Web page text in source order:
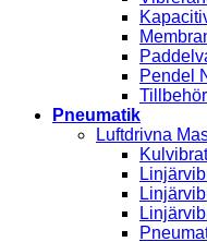
Pendel
Pneumatik
Luftdrivna